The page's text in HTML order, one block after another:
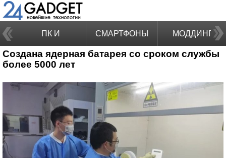
ПК И
НОУТБУКИ
СМАРТФОНЫ МОДДИНГ
Создана ядерная батарея со сроком службы
более 5000 лет